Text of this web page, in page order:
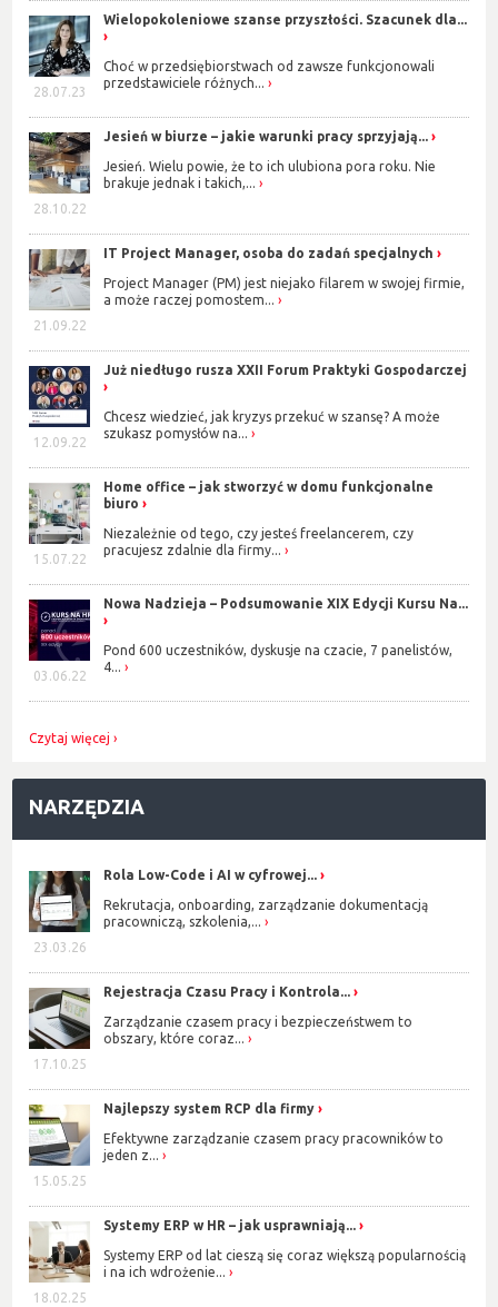
28.07.23
Wielopokoleniowe szanse przyszłości. Szacunek dla...
Choć w przedsiębiorstwach od zawsze funkcjonowali
przedstawiciele różnych...
28.10.22
Jesień w biurze – jakie warunki pracy sprzyjają...
Jesień. Wielu powie, że to ich ulubiona pora roku. Nie
brakuje jednak i takich,...
21.09.22
IT Project Manager, osoba do zadań specjalnych
Project Manager (PM) jest niejako filarem w swojej firmie,
a może raczej pomostem...
12.09.22
Już niedługo rusza XXII Forum Praktyki Gospodarczej
Chcesz wiedzieć, jak kryzys przekuć w szansę? A może
szukasz pomysłów na...
15.07.22
Home office – jak stworzyć w domu funkcjonalne
biuro
Niezależnie od tego, czy jesteś freelancerem, czy
pracujesz zdalnie dla firmy...
03.06.22
Nowa Nadzieja – Podsumowanie XIX Edycji Kursu Na...
Pond 600 uczestników, dyskusje na czacie, 7 panelistów,
4...
Czytaj więcej
NARZĘDZIA
23.03.26
Rola Low-Code i AI w cyfrowej...
Rekrutacja, onboarding, zarządzanie dokumentacją
pracowniczą, szkolenia,...
17.10.25
Rejestracja Czasu Pracy i Kontrola...
Zarządzanie czasem pracy i bezpieczeństwem to
obszary, które coraz...
15.05.25
Najlepszy system RCP dla firmy
Efektywne zarządzanie czasem pracy pracowników to
jeden z...
18.02.25
Systemy ERP w HR – jak usprawniają...
Systemy ERP od lat cieszą się coraz większą popularnością
i na ich wdrożenie...